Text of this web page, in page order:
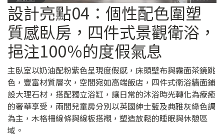
設計亮點04：個性配色圍塑
質感臥房，四件式景觀衛浴，
挹注100％的度假氣息
主臥室以奶油配粉紫色呈現度假感，床頭壁布與霧面茶鏡跳
色，豐富材質層次，空間宛如高端飯店，四件式衛浴牆面鋪
設大理石材，搭配獨立浴缸，讓日常的沐浴時光轉化為療癒
的奢華享受，兩間兒童房分別以英國紳士藍及典雅灰綠色調
為主，木格柵線條與線板搭襯，塑造放鬆的睡眠與休憩區
域。